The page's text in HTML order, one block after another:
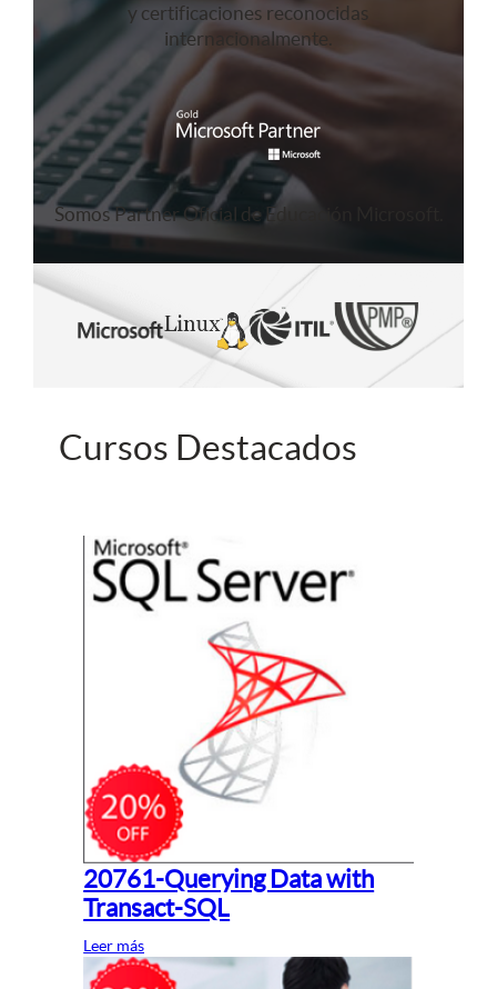
y certificaciones reconocidas
internacionalmente.
Somos Partner Oficial de Educación Microsoft.
Cursos Destacados
20761-Querying Data with
Transact-SQL
Leer más